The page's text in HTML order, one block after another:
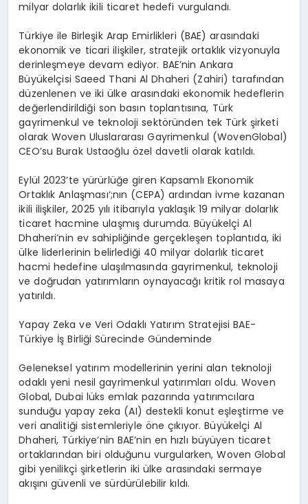
milyar dolarlık ikili ticaret hedefi vurgulandı.
Türkiye ile Birleşik Arap Emirlikleri (BAE) arasındaki
ekonomik ve ticari ilişkiler, stratejik ortaklık vizyonuyla
derinleşmeye devam ediyor. BAE’nin Ankara
Büyükelçisi Saeed Thani AlDhaheri (Zahiri) tarafından
düzenlenen ve iki ülke arasındaki ekonomik hedeflerin
değerlendirildiği son basın toplantısına, Türk
gayrimenkul ve teknoloji sektöründen tek Türk şirketi
olarakWoven Uluslararası Gayrimenkul (WovenGlobal)
CEO’su Burak Ustaoğlu özel davetli olarak katıldı.
Eylül 2023’te yürürlüğe giren Kapsamlı Ekonomik
Ortaklık Anlaşması‘;nın (CEPA) ardından ivme kazanan
ikili ilişkiler, 2025 yılı itibarıyla yaklaşık 19 milyar dolarlık
ticaret hacmine ulaşmış durumda. Büyükelçi Al
Dhaheri’nin ev sahipliğinde gerçekleşen toplantıda, iki
ülke liderlerinin belirlediği 40 milyar dolarlık ticaret
hacmi hedefine ulaşılmasında gayrimenkul, teknoloji
ve doğrudan yatırımların oynayacağı kritik rol masaya
yatırıldı.
Yapay Zeka ve Veri Odaklı Yatırım Stratejisi BAE-
Türkiye İş Birliği Sürecinde Gündeminde
Geleneksel yatırım modellerinin yerini alan teknoloji
odaklı yeni nesil gayrimenkul yatırımları oldu. Woven
Global, Dubai lüks emlak pazarında yatırımcılara
sunduğu yapay zeka (AI) destekli konut eşleştirme ve
veri analitiği sistemleriyle öne çıkıyor. Büyükelçi Al
Dhaheri, Türkiye’nin BAE’nin en hızlı büyüyen ticaret
ortaklarından biri olduğunu vurgularken,Woven Global
gibi yenilikçi şirketlerin iki ülke arasındaki sermaye
akışını güvenli ve sürdürülebilir kıldı.